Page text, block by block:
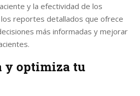
y la efectividad de los
reportes detallados que ofrece
más informadas y mejorar
y optimiza tu